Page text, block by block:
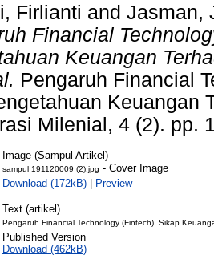
Firlianti and Jasman,
Financial
Keuangan
Pengaruh Financial
Keuangan
Milenial, 4 (2). pp.
Image (Sampul Artikel)
sampul 191120009 (2).jpg - Cover Image
Download (172kB) | Preview
Text (artikel)
Pengaruh Financial Technology (Fintech), Sikap
Published Version
Download (462kB)